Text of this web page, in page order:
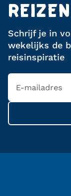
REIZEN
Schrijf je in
wekelijks de
reisinspiratie